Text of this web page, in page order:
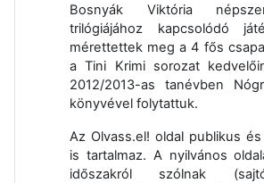
Bosnyák Viktória
trilógiájához kapcsolódó
mérettettek meg a 4 fős
a Tini Krimi sorozat
2012/2013-as tanévben
könyvével folytattuk.
Az Olvass.el! oldal publikus
is tartalmaz. A nyilvános
időszakról szólnak